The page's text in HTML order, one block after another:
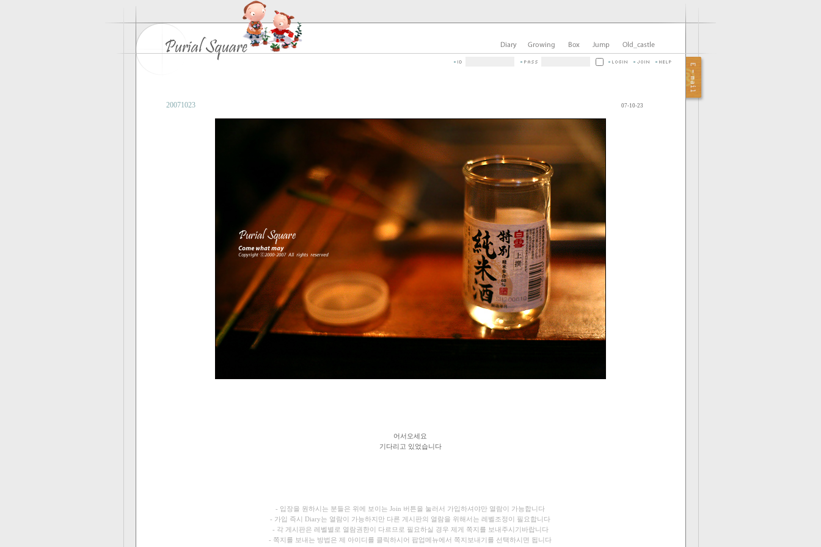
20071023 07-10-23
어서오세요
기다리고 있었습니다
- 입장을 원하시는 분들은 위에 보이는 Join 버튼을 눌러서 가입하셔야만 열람이 가능합니다
- 가입 즉시 Diary는 열람이 가능하지만 다른 게시판의 열람을 위해서는 레벨조정이 필요합니다
- 각 게시판은 레벨별로 열람권한이 다르므로 필요하실 경우 제게 쪽지를 보내주시기바랍니다
- 쪽지를 보내는 방법은 제 아이디를 클릭하시어 팝업메뉴에서 쪽지보내기를 선택하시면 됩니다